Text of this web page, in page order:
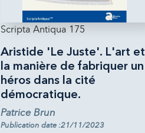
Scripta Antiqua 175
Aristide 'Le Juste'. L'art et
la manière de fabriquer un
héros dans la cité
démocratique.
Patrice Brun
Publication date :21/11/2023